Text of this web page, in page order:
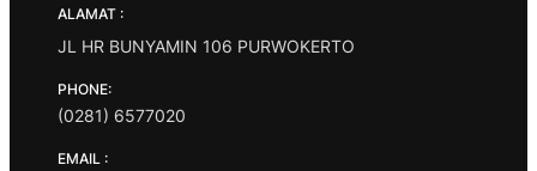
ALAMAT :
JL HR BUNYAMIN 106 PURWOKERTO
PHONE:
(0281) 6577020
EMAIL :